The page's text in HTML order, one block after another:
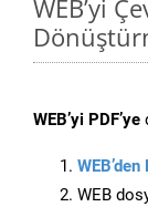
WEB’yi
WEB’yi PDF’ye
WEB’den
WEB